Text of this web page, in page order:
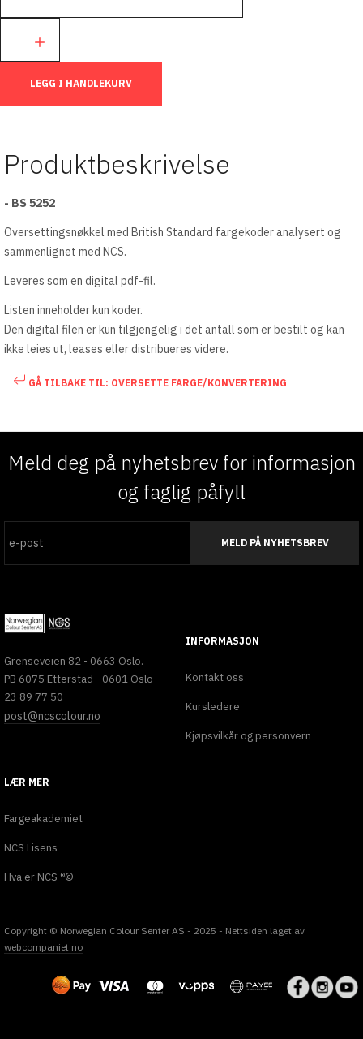
LEGG I HANDLEKURV
Produktbeskrivelse
- BS 5252
Oversettingsnøkkel med British Standard fargekoder analysert og
sammenlignet med NCS.
Leveres som en digital pdf-fil.
Listen inneholder kun koder.
Den digital filen er kun tilgjengelig i det antall som er bestilt og kan
ikke leies ut, leases eller distribueres videre.
GÅ TILBAKE TIL: OVERSETTE FARGE/KONVERTERING
Meld deg på nyhetsbrev for informasjon
og faglig påfyll
MELD PÅ NYHETSBREV
Grenseveien 82 - 0663 Oslo.
PB 6075 Etterstad - 0601 Oslo
23 89 77 50
post@ncscolour.no
INFORMASJON
Kontakt oss
Kursledere
Kjøpsvilkår og personvern
LÆR MER
Fargeakademiet
NCS Lisens
Hva er NCS ®©
Copyright © Norwegian Colour Senter AS - 2025 - Nettsiden laget av
webcompaniet.no